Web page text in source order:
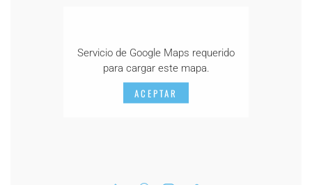
Servicio de Google Maps requerido
para cargar este mapa.
ACEPTAR